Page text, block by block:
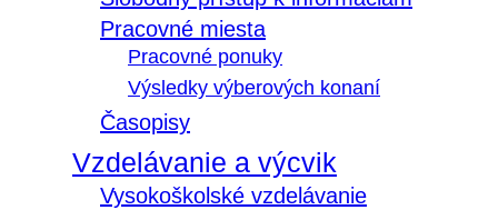
Pracovné miesta
Pracovné ponuky
Výsledky výberových konaní
Časopisy
Vzdelávanie a výcvik
Vysokoškolské vzdelávanie